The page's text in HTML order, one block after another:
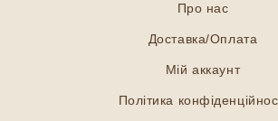
Про нас
Доставка/Оплата
Мій аккаунт
Політика